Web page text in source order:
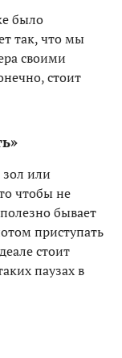
было
так, что мы
своими
стоит
или
чтобы не
бывает
приступать
стоит
паузах в